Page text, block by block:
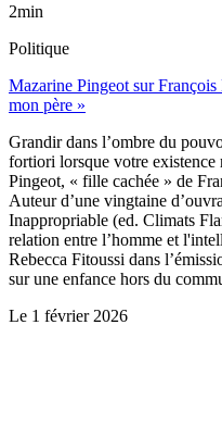
2min
Politique
Mazarine Pingeot sur
mon père »
Grandir dans l’ombre du
fortiori lorsque votre existence
Pingeot, « fille cachée » de
Auteur d’une vingtaine
Inappropriable (ed. Climats
relation entre l’homme et
Rebecca Fitoussi dans
sur une enfance hors du
Le 1 février 2026